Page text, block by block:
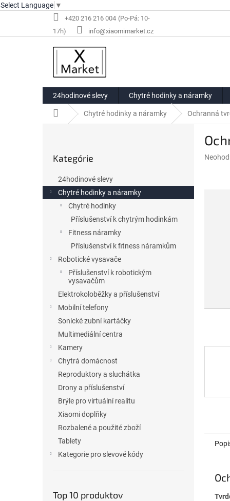
Select Language ▼
+420 216 216 004
info@xiaomimarket.cz
24hodinové slevy Chytré hodinky a náramky
DomovChytré hodinky a náramky Ochranná
p
a
kategórie
Kategórie
24hodinové slevy
Chytré hodinky a náramky
Chytré hodinky
Příslušenství k chytrým hodinkám
Fitness náramky
Příslušenství k fitness náramkům
Robotické vysavače
Příslušenství k robotickým
vysavačům
Elektrokoloběžky a příslušenství
Mobilní telefony
Sonické zubní kartáčky
Multimediální centra
Kamery
Chytrá domácnost
Reproduktory a sluchátka
Drony a příslušenství
Brýle pro virtuální realitu
Xiaomi doplňky
Rozbalené a použité zboží
Tablety
Kategorie pro slevové kódy
Top 10 produktov